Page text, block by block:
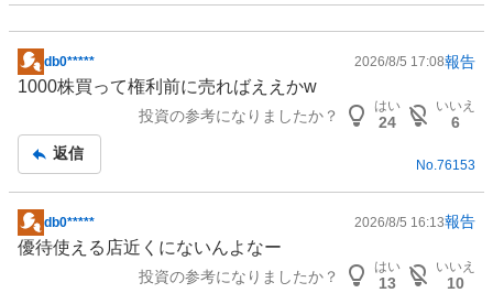
掲
示
事
db0***** 2026/8/5 17:08報告
1000株買って権利前に売ればええかw
投資の参考になりましたか？
はい
24
いいえ
6
返信
No. 76153
掲
示
db0***** 2026/8/5 16:13報告
優待使える店近くにないんよなー
投資の参考になりましたか？
はい
13
いいえ
10